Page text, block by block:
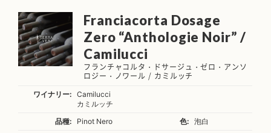
Franciacorta Dosage
Zero “Anthologie Noir” /
Camilucci
フランチャコルタ・ドサージュ・ゼロ・アンソ
ロジー・ノワール / カミルッチ
ワイナリー:
Camilucci
カミルッチ
品種:
Pinot Nero 色:
泡白